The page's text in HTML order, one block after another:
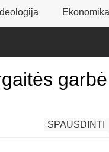
Ekonomika
garbė
SPAUSDINTI